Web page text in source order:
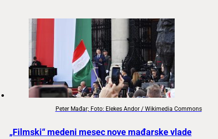
Peter Mađar; Foto: Elekes Andor / Wikimedia Commons
„Filmski“ medeni mesec nove mađarske vlade